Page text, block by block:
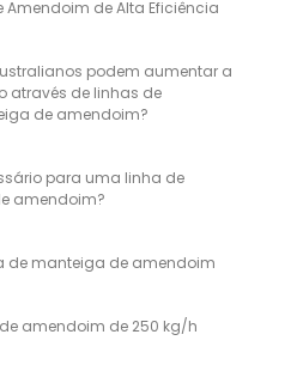
de Alta Eficiência
podem aumentar a
através de linhas de
de amendoim?
para uma linha de
amendoim?
de manteiga de amendoim
amendoim de 250 kg/h